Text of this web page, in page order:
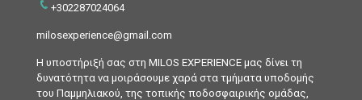
+302287024064
milosexperience@gmail.com
H υποστήριξή σας στη MILOS EXPERIENCE μας δίνει τη
δυνατότητα να μοιράσουμε χαρά στα τμήματα υποδομής
του Παμμηλιακού, της τοπικής ποδοσφαιρικής ομάδας,